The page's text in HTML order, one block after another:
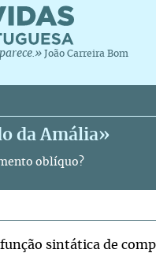
João Carreira Bom
da Amália»
oblíquo?
sintática de